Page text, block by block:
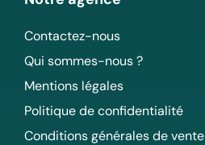
Contactez-nous
Qui sommes-nous ?
Mentions légales
Politique de confidentialité
Conditions générales de vente